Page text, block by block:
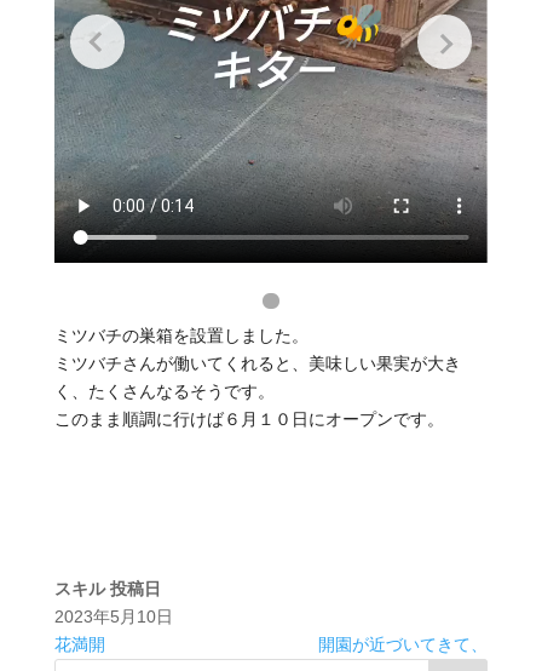
ミツバチの巣箱を設置しました。
ミツバチさんが働いてくれると、美味しい果実が大き
く、たくさんなるそうです。
このまま順調に行けば６月１０日にオープンです。
スキル 投稿日
2023年5月10日
花満開
開園が近づいてきて、